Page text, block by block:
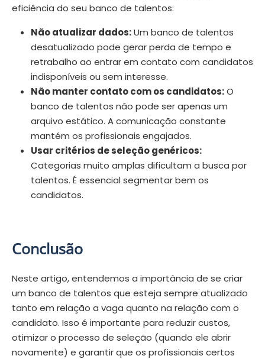
eficiência do seu banco de talentos:
Não atualizar dados:Um banco de talentos
desatualizado pode gerar perda de tempo e
retrabalho ao entrar em contato com candidatos
indisponíveis ou sem interesse.
Não manter contato com os candidatos:O
banco de talentos não pode ser apenas um
arquivo estático. A comunicação constante
mantém os profissionais engajados.
Usar critérios de seleção genéricos:
Categorias muito amplas dificultam a busca por
talentos. É essencial segmentar bem os
candidatos.
Conclusão
Neste artigo, entendemos a importância de se criar
um banco de talentos que esteja sempre atualizado
tanto em relação a vaga quanto na relação com o
candidato. Isso é importante para reduzir custos,
otimizar o processo de seleção (quando ele abrir
novamente) e garantir que os profissionais certos